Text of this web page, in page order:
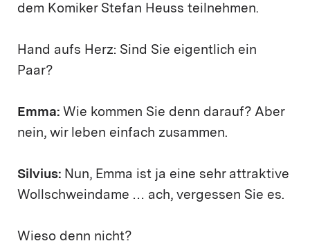
dem Komiker Stefan Heuss teilnehmen.
Hand aufs Herz: Sind Sie eigentlich ein
Paar?
Emma: Wie kommen Sie denn darauf? Aber
nein, wir leben einfach zusammen.
Silvius: Nun, Emma ist ja eine sehr attraktive
Wollschweindame … ach, vergessen Sie es.
Wieso denn nicht?